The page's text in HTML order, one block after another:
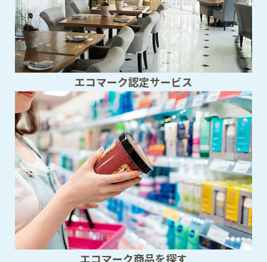
エコマーク認定サービス
エコマーク商品を探す